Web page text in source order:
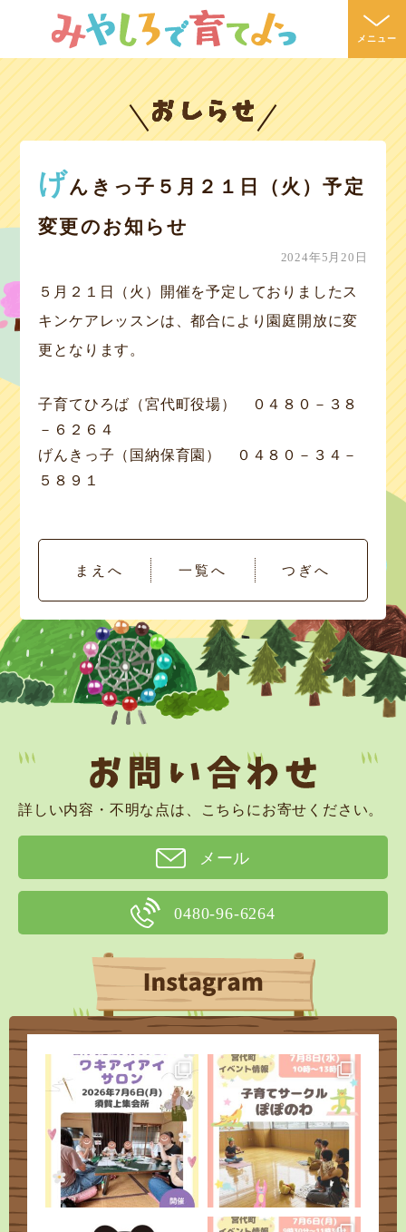
メニュー
げんきっ子５月２１日（火）予定
変更のお知らせ
2024年5月20日
５月２１日（火）開催を予定しておりましたス
キンケアレッスンは、都合により園庭開放に変
更となります。
子育てひろば（宮代町役場） ０４８０－３８
－６２６４
げんきっ子（国納保育園） ０４８０－３４－
５８９１
まえへ 一覧へ つぎへ
詳しい内容・不明な点は、こちらにお寄せください。
メール
0480-96-6264